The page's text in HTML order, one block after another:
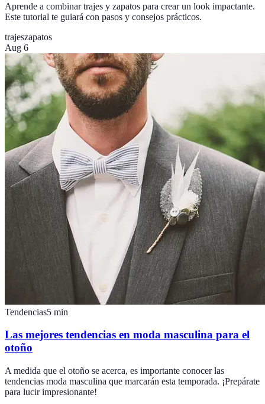
Aprende a combinar trajes y zapatos para crear un look impactante.
Este tutorial te guiará con pasos y consejos prácticos.
trajeszapatos
Aug 6
Tendencias5 min
Las mejores tendencias en moda masculina para el
otoño
A medida que el otoño se acerca, es importante conocer las
tendencias moda masculina que marcarán esta temporada. ¡Prepárate
para lucir impresionante!